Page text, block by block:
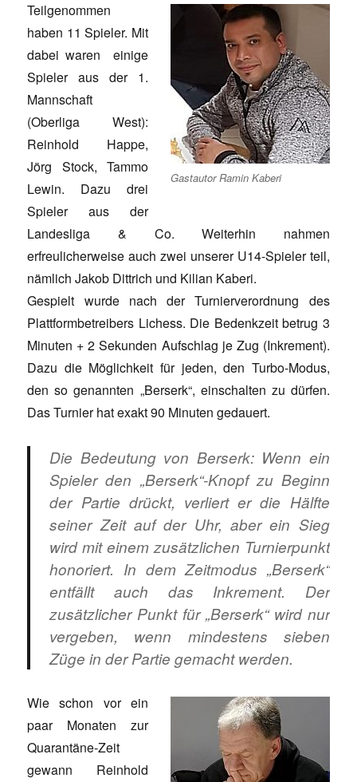
Gastautor Ramin Kaberi
Teilgenommen
haben 11 Spieler. Mit
dabei waren einige
Spieler aus der 1.
Mannschaft
(Oberliga West):
Reinhold Happe,
Jörg Stock, Tammo
Lewin. Dazu drei
Spieler aus der
Landesliga & Co. Weiterhin nahmen
erfreulicherweise auch zwei unserer U14-Spieler teil,
nämlich Jakob Dittrich und Kilian Kaberi.
Gespielt wurde nach der Turnierverordnung des
Plattformbetreibers Lichess. Die Bedenkzeit betrug 3
Minuten + 2 Sekunden Aufschlag je Zug (Inkrement).
Dazu die Möglichkeit für jeden, den Turbo-Modus,
den so genannten „Berserk“, einschalten zu dürfen.
Das Turnier hat exakt 90 Minuten gedauert.
Die Bedeutung von Berserk: Wenn ein
Spieler den „Berserk“-Knopf zu Beginn
der Partie drückt, verliert er die Hälfte
seiner Zeit auf der Uhr, aber ein Sieg
wird mit einem zusätzlichen Turnierpunkt
honoriert. In dem Zeitmodus „Berserk“
entfällt auch das Inkrement. Der
zusätzlicher Punkt für „Berserk“ wird nur
vergeben, wenn mindestens sieben
Züge in der Partie gemacht werden.
Wie schon vor ein
paar Monaten zur
Quarantäne-Zeit
gewann Reinhold